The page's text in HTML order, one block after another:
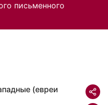
письменного
(евреи